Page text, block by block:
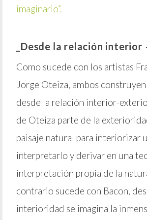
imaginario”.
_Desde la relación
Como sucede con los artistas
Jorge Oteiza, ambos
desde la relación interior-
de Oteiza parte de la
paisaje natural para interiorizar
interpretarlo y derivar en una
interpretación propia de la
contrario sucede con Bacon,
interioridad se imagina la